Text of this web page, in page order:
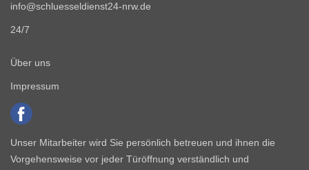
info@schluesseldienst24-nrw.de
24/7
Über uns
Impressum
Unser Mitarbeiter wird Sie persönlich betreuen und ihnen die
Vorgehensweise vor jeder Türöffnung verständlich und